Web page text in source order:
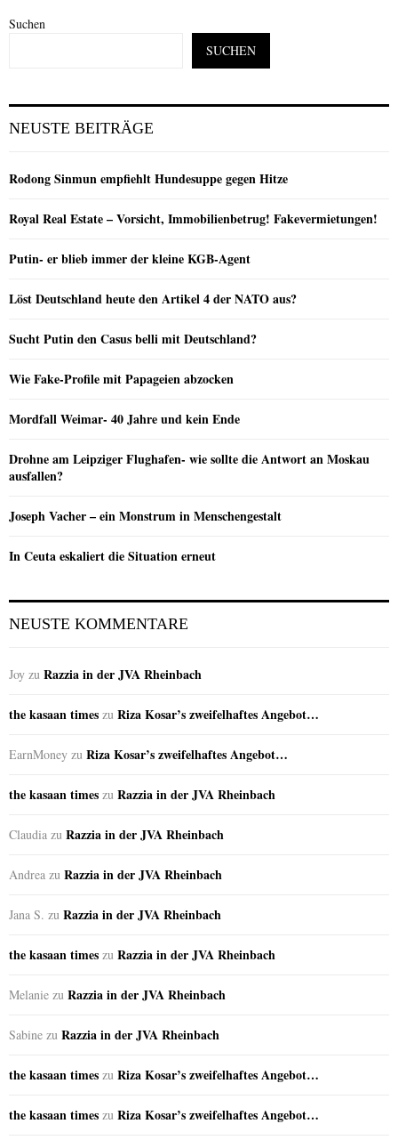
Suchen
SUCHEN
NEUSTE BEITRÄGE
Rodong Sinmun empfiehlt Hundesuppe gegen Hitze
Royal Real Estate – Vorsicht, Immobilienbetrug! Fakevermietungen!
Putin- er blieb immer der kleine KGB-Agent
Löst Deutschland heute den Artikel 4 der NATO aus?
Sucht Putin den Casus belli mit Deutschland?
Wie Fake-Profile mit Papageien abzocken
Mordfall Weimar- 40 Jahre und kein Ende
Drohne am Leipziger Flughafen- wie sollte die Antwort an Moskau
ausfallen?
Joseph Vacher – ein Monstrum in Menschengestalt
In Ceuta eskaliert die Situation erneut
NEUSTE KOMMENTARE
Joy zu Razzia in der JVA Rheinbach
the kasaan times zu Riza Kosar’s zweifelhaftes Angebot…
EarnMoney zu Riza Kosar’s zweifelhaftes Angebot…
the kasaan times zu Razzia in der JVA Rheinbach
Claudia zu Razzia in der JVA Rheinbach
Andrea zu Razzia in der JVA Rheinbach
Jana S. zu Razzia in der JVA Rheinbach
the kasaan times zu Razzia in der JVA Rheinbach
Melanie zu Razzia in der JVA Rheinbach
Sabine zu Razzia in der JVA Rheinbach
the kasaan times zu Riza Kosar’s zweifelhaftes Angebot…
the kasaan times zu Riza Kosar’s zweifelhaftes Angebot…